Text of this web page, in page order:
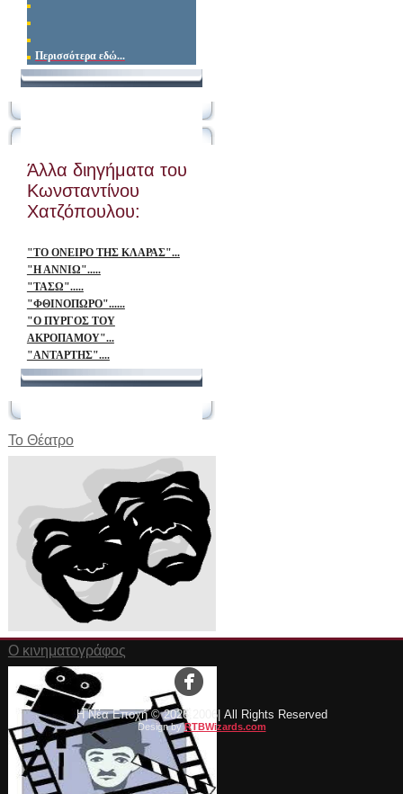
Περισσότερα εδώ...
Άλλα διηγήματα του
Κωνσταντίνου
Χατζόπουλου:
"ΤΟ ΟΝΕΙΡΟ ΤΗΣ ΚΛΑΡΑΣ"...
"Η ΑΝΝΙΩ".....
"ΤΑΣΩ".....
"ΦΘΙΝΟΠΩΡΟ"......
"Ο ΠΥΡΓΟΣ ΤΟΥ
ΑΚΡΟΠΑΜΟΥ"...
"ΑΝΤΑΡΤΗΣ"....
Το Θέατρο
Ο κινηματογράφος
Η Νέα Εποχή ©2026 2006| All Rights Reserved
Design byRTBWizards.com